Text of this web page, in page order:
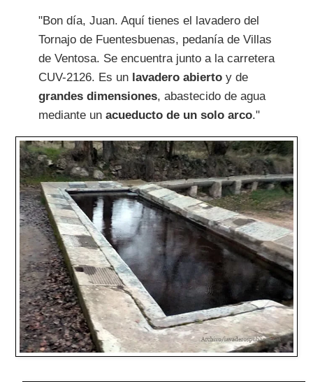
"Bon día, Juan. Aquí tienes el lavadero del
Tornajo de Fuentesbuenas, pedanía de Villas
de Ventosa. Se encuentra junto a la carretera
CUV-2126. Es un lavadero abierto y de
grandes dimensiones, abastecido de agua
mediante un acueducto de un solo arco."